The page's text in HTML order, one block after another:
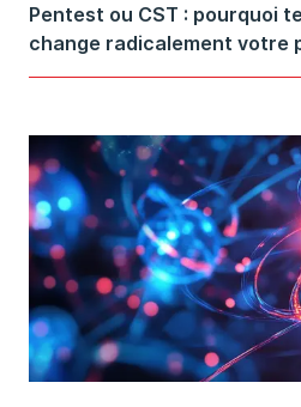
Pentest ou CST : pourquoi
change radicalement votre